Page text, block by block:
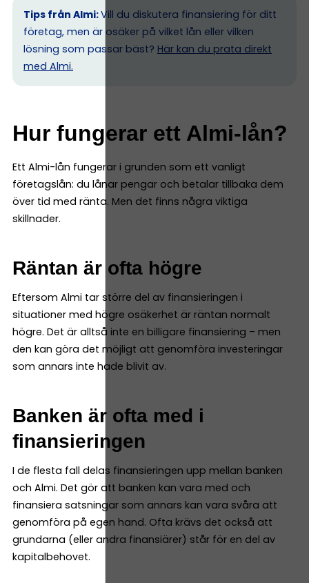
Tips från Almi:Vill du diskutera finansiering för ditt
företag, men är osäker på vilket lån eller vilken
lösning som passar bäst? Här kan du prata direkt
med Almi.
Hur fungerar ett Almi-lån?
Ett Almi-lån fungerar i grunden som ett vanligt
företagslån: du lånar pengar och betalar tillbaka dem
över tid med ränta. Men det finns några viktiga
skillnader.
Räntan är ofta högre
Eftersom Almi tar större del av finansieringen i
situationer med högre osäkerhet är räntan normalt
högre. Det är alltså inte en billigare finansiering – men
den kan göra det möjligt att genomföra investeringar
som annars inte hade blivit av.
Banken är ofta med i
finansieringen
I de flesta fall delas finansieringen upp mellan banken
och Almi. Det gör att banken kan vara med och
finansiera satsningar som annars kan vara svåra att
genomföra på egen hand. Ofta krävs det också att
grundarna (eller andra finansiärer) står för en del av
kapitalbehovet.